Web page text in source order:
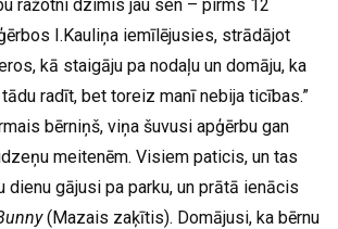
ražotni dzimis jau sen – pirms 12
I.Kauliņa iemīlējusies, strādājot
kā staigāju pa nodaļu un domāju, ka
radīt, bet toreiz manī nebija ticības.”
bērniņš, viņa šuvusi apģērbu gan
meitenēm. Visiem paticis, un tas
dienu gājusi pa parku, un prātā ienācis
(Mazais zaķītis). Domājusi, ka bērnu